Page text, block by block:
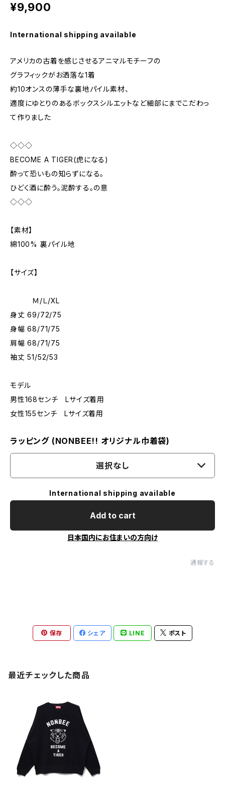
¥9,900
International shipping available
アメリカの古着を感じさせるアニマルモチーフの
グラフィックがお洒落な1着
約10オンスの薄手な裏地パイル素材、
適度にゆとりのあるボックスシルエットなど細部にまでこだわっ
て作りました
◇◇◇
BECOME A TIGER(虎になる)
酔って恐いもの知らずになる。
ひどく酒に酔う。泥酔する。の意
◇◇◇
【素材】
綿100% 裏パイル地
【サイズ】
Ｍ/Ｌ/XL
身丈 69/72/75
身幅 68/71/75
肩幅 68/71/75
袖丈 51/52/53
モデル
男性168センチ Lサイズ着用
女性155センチ Lサイズ着用
ラッピング (NONBEE!! オリジナル巾着袋)
選択なし
International shipping available
Add to cart
日本国内にお住まいの方向け
通報する
保存 シェア LINE ポスト
最近チェックした商品